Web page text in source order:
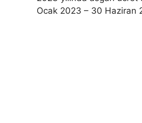
Ocak 2023 – 30 Haziran